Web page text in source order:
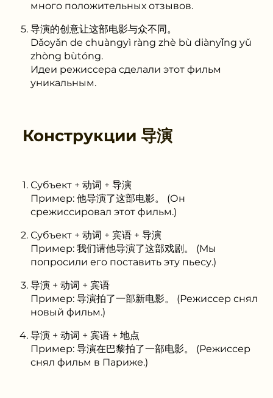
много положительных отзывов.
导演的创意让这部电影与众不同。
Dǎoyǎn de chuàngyì ràng zhè bù diànyǐng yǔ
zhòng bùtóng.
Идеи режиссера сделали этот фильм
уникальным.
Конструкции 导演
Субъект + 动词 + 导演
Пример: 他导演了这部电影。 (Он
срежиссировал этот фильм.)
Субъект + 动词 + 宾语 + 导演
Пример: 我们请他导演了这部戏剧。 (Мы
попросили его поставить эту пьесу.)
导演 + 动词 + 宾语
Пример: 导演拍了一部新电影。 (Режиссер снял
новый фильм.)
导演 + 动词 + 宾语 + 地点
Пример: 导演在巴黎拍了一部电影。 (Режиссер
снял фильм в Париже.)